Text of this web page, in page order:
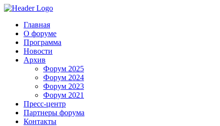
Главная
О форуме
Программа
Новости
Архив
Форум 2025
Форум 2024
Форум 2023
Форум 2021
Пресс-центр
Партнеры форума
Контакты